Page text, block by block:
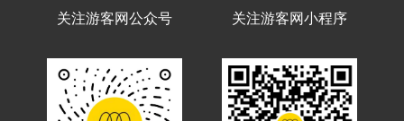
关注游客网公众号 关注游客网小程序